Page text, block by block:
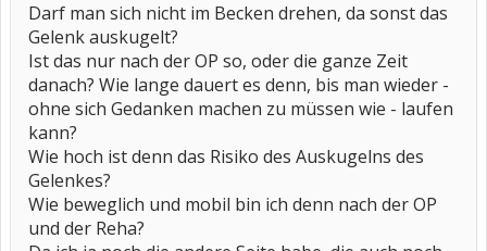
Darf man sich nicht im Becken drehen, da sonst das
Gelenk auskugelt?
Ist das nur nach der OP so, oder die ganze Zeit
danach? Wie lange dauert es denn, bis man wieder -
ohne sich Gedanken machen zu müssen wie - laufen
kann?
Wie hoch ist denn das Risiko des Auskugelns des
Gelenkes?
Wie beweglich und mobil bin ich denn nach der OP
und der Reha?